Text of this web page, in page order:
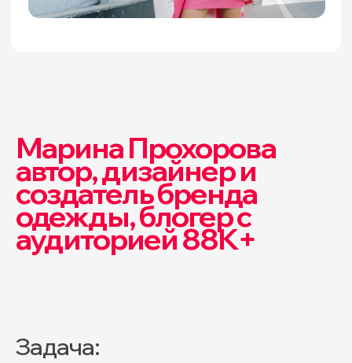
Марина Прохорова
автор, дизайнер и
создатель бренда
одежды, блогер с
аудиторией 88K+
Задача: